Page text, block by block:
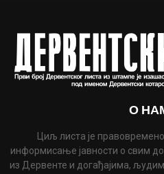
О
Циљ листа је
информисање јавности о свим
из Дервенте и догађајима,